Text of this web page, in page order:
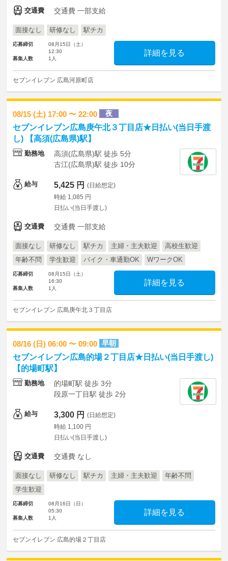
交通費 交通費 一部支給
面接なし 研修なし 駅チカ
応募締切
08月15日（土）
12:30
募集人数
1人
詳細を見る
セブンイレブン 広島河原町店
08/15 (土) 17:00 〜 22:00 夜
セブンイレブン広島庚午北３丁目店★日払い(当日手渡
し) 【高須(広島県)駅】
勤務地
高須(広島県)駅 徒歩 5分
古江(広島県)駅 徒歩 10分
給与 5,425 円 (日給想定)
時給 1,085 円
日払い(当日手渡し)
交通費 交通費 一部支給
面接なし 研修なし 駅チカ 主婦・主夫歓迎
高校生歓迎
年齢不問
学生歓迎 バイク・車通勤OK WワークOK
応募締切
08月15日（土）
16:30
募集人数
1人
詳細を見る
セブンイレブン 広島庚午北３丁目店
08/16 (日) 06:00 〜 09:00 早朝
セブンイレブン広島的場２丁目店★日払い(当日手渡し)
【的場町駅】
勤務地
的場町駅 徒歩 3分
段原一丁目駅 徒歩 2分
給与 3,300 円 (日給想定)
時給 1,100 円
日払い(当日手渡し)
交通費 交通費 なし
面接なし 研修なし 駅チカ 主婦・主夫歓迎
年齢不問
学生歓迎
応募締切
08月16日（日）
05:30
募集人数
1人
詳細を見る
セブンイレブン 広島的場２丁目店